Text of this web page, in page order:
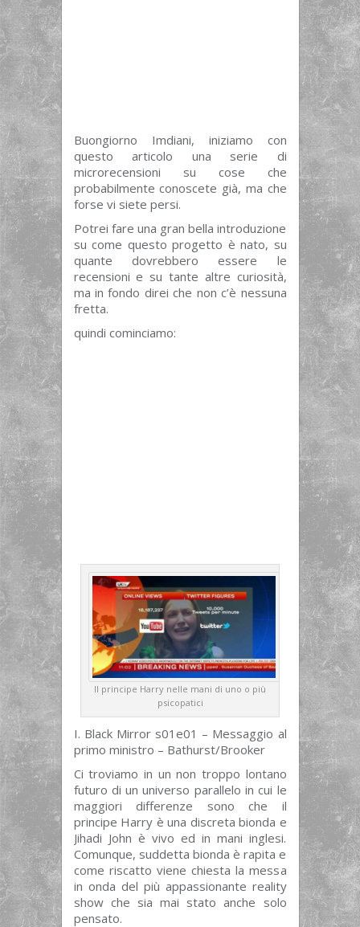
Buongiorno Imdiani, iniziamo con
questo articolo una serie di
microrecensioni su cose che
probabilmente conoscete già, ma che
forse vi siete persi.
Potrei fare una gran bella introduzione
su come questo progetto è nato, su
quante dovrebbero essere le
recensioni e su tante altre curiosità,
ma in fondo direi che non c’è nessuna
fretta.
quindi cominciamo:
Il principe Harry nelle mani di uno o più
psicopatici
I. Black Mirror s01e01 – Messaggio al
primo ministro – Bathurst/Brooker
Ci troviamo in un non troppo lontano
futuro di un universo parallelo in cui le
maggiori differenze sono che il
principe Harry è una discreta bionda e
Jihadi John è vivo ed in mani inglesi.
Comunque, suddetta bionda è rapita e
come riscatto viene chiesta la messa
in onda del più appassionante reality
show che sia mai stato anche solo
pensato.